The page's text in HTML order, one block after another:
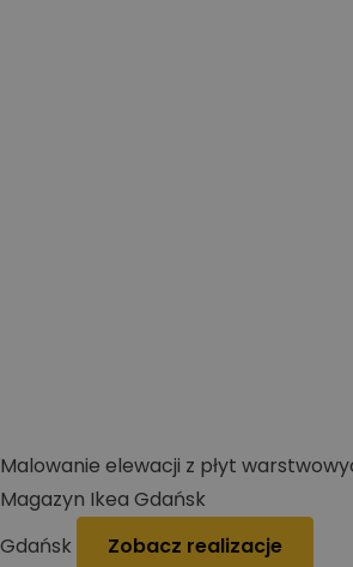
Malowanie elewacji z płyt
Magazyn Ikea Gdańsk
Gdańsk
Zobacz realizacje